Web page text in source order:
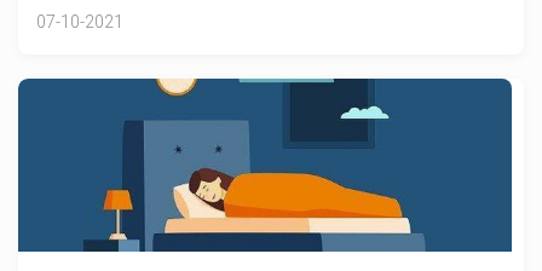
07-10-2021